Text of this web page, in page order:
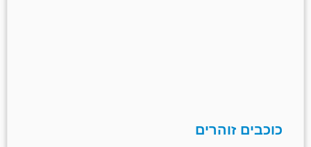
כוכבים זוהרים